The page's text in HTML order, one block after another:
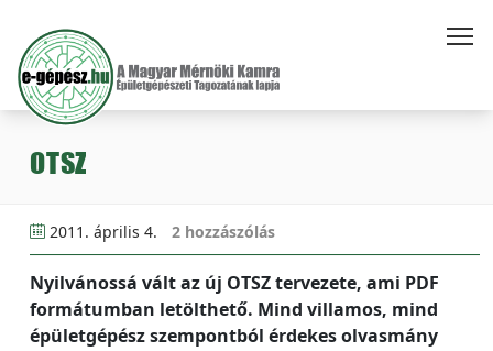
OTSZ
2011. április 4. 2 hozzászólás
Nyilvánossá vált az új OTSZ tervezete, ami PDF
formátumban letölthető. Mind villamos, mind
épületgépész szempontból érdekes olvasmány